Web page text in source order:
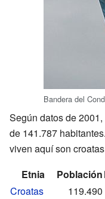
Bandera del
Según datos de
de 141.787
viven aquí son
Etnia
Población
Croatas
119.490